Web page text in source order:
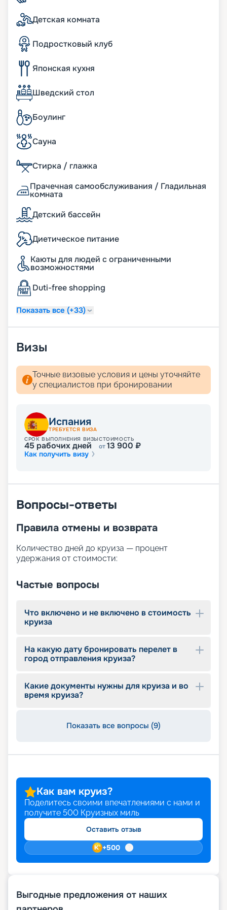
суши с собой. Предусмотрено и детское меню.
При желании вы можете заказать еду в каюту.
Детская комната
Подростковый клуб
Японская кухня
Шведский стол
Боулинг
Сауна
Стирка / глажка
Прачечная самообслуживания / Гладильная
комната
Детский бассейн
Диетическое питание
Каюты для людей с ограниченными
возможностями
Duti-free shopping
Показать все (+33)
Визы
Точные визовые условия и цены уточняйте
у специалистов при бронировании
Испания
ТРЕБУЕТСЯ ВИЗА
СРОК ВЫПОЛНЕНИЯ ВИЗЫ
45 рабочих дней
СТОИМОСТЬ
от13 900 ₽
Как получить визу
Вопросы-ответы
Правила отмены и возврата
Количество дней до круиза — процент
удержания от стоимости:
Частые вопросы
Что включено и не включено в стоимость
круиза
На какую дату бронировать перелет в
город отправления круиза?
Какие документы нужны для круиза и во
время круиза?
Показать все вопросы (9)
Как вам круиз?
Поделитесь своими впечатлениями с нами и
получите 500 Круизных миль
Оставить отзыв
+500
Выгодные предложения от наших